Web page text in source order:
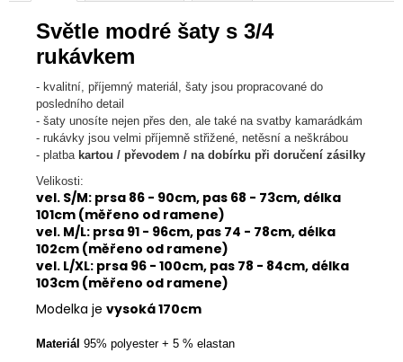
Světle modré šaty s 3/4
rukávkem
- kvalitní, příjemný materiál, šaty jsou propracované do
posledního detail
- šaty unosíte nejen přes den, ale také na svatby kamarádkám
- rukávky jsou velmi příjemně střižené, netěsní a neškrábou
- platba kartou / převodem / na dobírku při doručení zásilky
Velikosti:
vel. S/M: prsa 86 - 90cm, pas 68 - 73cm, délka
101cm (měřeno od ramene)
vel. M/L: prsa 91 - 96cm, pas 74 - 78cm, délka
102cm (měřeno od ramene)
vel. L/XL: prsa 96 - 100cm, pas 78 - 84cm, délka
103cm (měřeno od ramene)
Modelka je vysoká 170cm
Materiál 95% polyester + 5 % elastan